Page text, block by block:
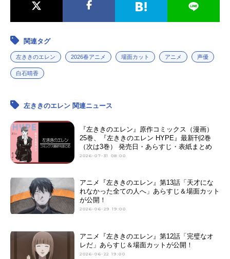
関連タグ
左ききのエレン 2026春アニメ 場面カット アニメ 声優
白石晴香
左ききのエレン 関連ニュース
『左ききのエレン』原作コミックス（漫画）
25巻、『左ききのエレン HYPE』最新刊2巻
（次は3巻） 発売日・あらすじ・表紙まとめ
2026-07-31 08:00
アニメ『左ききのエレン』第13話「天才にな
れなかった全ての人へ」あらすじ＆場面カット
が公開！
2026-06-29 19:00
アニメ『左ききのエレン』第12話「完璧なオ
レだ」あらすじ＆場面カットが公開！
2026-06-22 19:00